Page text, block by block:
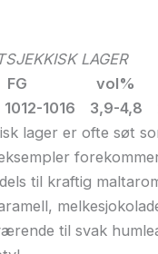
LAGER
vol%
1012-1016 3,9-
lager er ofte søt
til kraftig
til svak